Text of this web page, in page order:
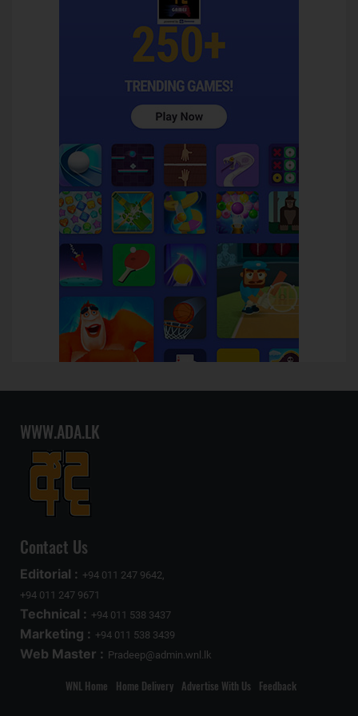
WWW.ADA.LK
Contact Us
Editorial : +94 011 247 9642,
+94 011 247 9671
Technical : +94 011 538 3437
Marketing : +94 011 538 3439
Web Master : Pradeep@admin.wnl.lk
WNL Home Home Delivery Advertise With Us Feedback